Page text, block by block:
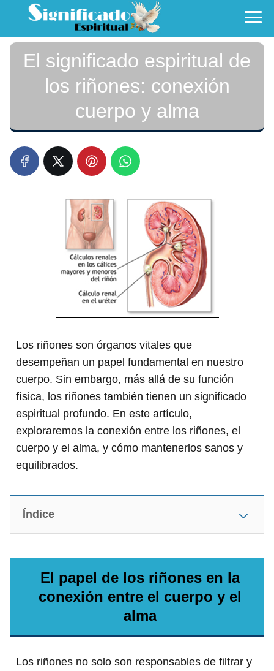
El significado espiritual de
los riñones: conexión
cuerpo y alma
Los riñones son órganos vitales que
desempeñan un papel fundamental en nuestro
cuerpo. Sin embargo, más allá de su función
física, los riñones también tienen un significado
espiritual profundo. En este artículo,
exploraremos la conexión entre los riñones, el
cuerpo y el alma, y cómo mantenerlos sanos y
equilibrados.
Índice
El papel de los riñones en la
conexión entre el cuerpo y el
alma
Los riñones no solo son responsables de filtrar y